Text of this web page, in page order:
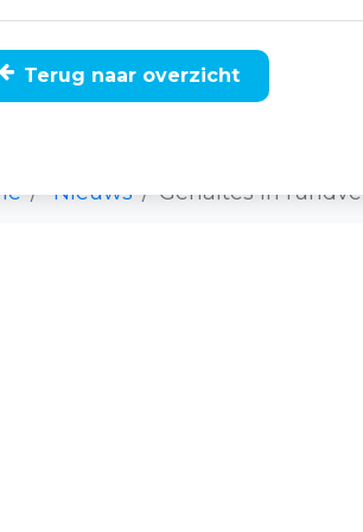
Nieuws Gehaltes in
Terug naar overzicht